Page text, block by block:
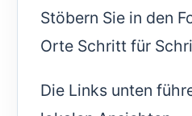
Stöbern Sie in den
Orte Schritt für
Die Links unten